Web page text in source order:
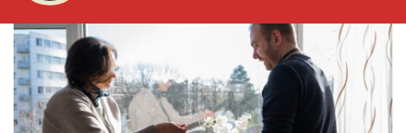
STRAKS:
De middag van Sleutelstad
12.00 - 17.00 uur
Vorig uur
uur 1 van 0 Volgend uur
Inklappen